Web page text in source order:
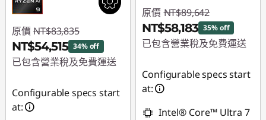
原價 NT$83,835
NT$54,515 34% off
已包含營業稅及免費運送
NT$29,320
Configurable specs start
at:
原價 NT$89,642
NT$58,183 35% off
已包含營業稅及免費運送
NT$31,459
Configurable specs start
at:
Intel® Core™ Ultra 7